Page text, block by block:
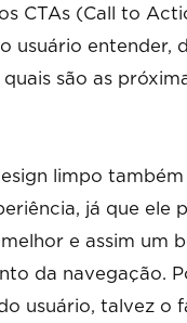
CTAs (Call to
usuário entender,
são as
limpo
já que ele
e assim um
da navegação.
usuário, talvez o